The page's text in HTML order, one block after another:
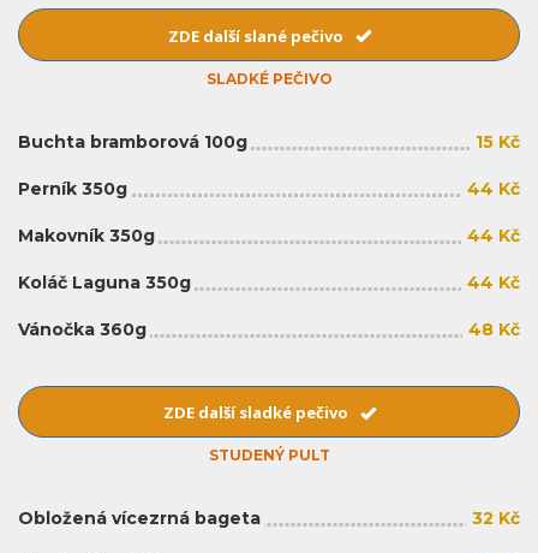
ZDE další slané pečivo
SLADKÉ PEČIVO
Buchta bramborová 100g 15 Kč
Perník 350g 44 Kč
Makovník 350g 44 Kč
Koláč Laguna 350g 44 Kč
Vánočka 360g 48 Kč
ZDE další sladké pečivo
STUDENÝ PULT
Obložená vícezrná bageta 32 Kč